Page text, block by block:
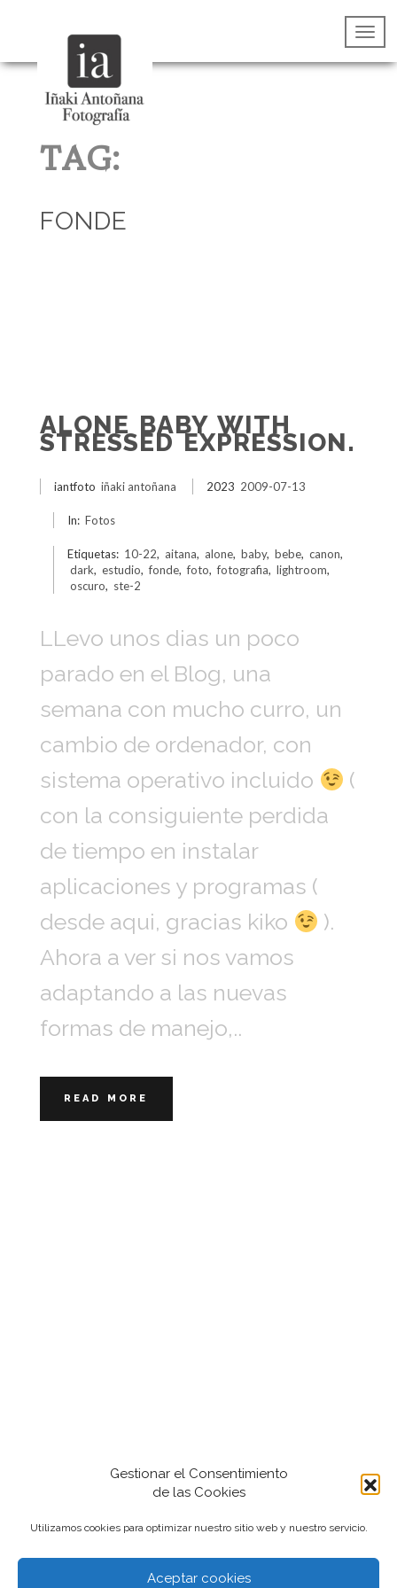
Gestionar el Consentimiento
de las Cookies
Utilizamos cookies para optimizar nuestro sitio web y nuestro servicio.
Aceptar cookies
TAG:
FONDE
ALONE BABY WITH
STRESSED EXPRESSION.
iantfoto iñaki antoñana 2023 2009-07-13
In: Fotos
Etiquetas: 10-22, aitana, alone, baby, bebe, canon,
dark, estudio, fonde, foto, fotografia, lightroom,
oscuro, ste-2
LLevo unos dias un poco
parado en el Blog, una
semana con mucho curro, un
cambio de ordenador, con
sistema operativo incluido
(
con la consiguiente perdida
de tiempo en instalar
aplicaciones y programas (
desde aqui, gracias kiko
).
Ahora a ver si nos vamos
adaptando a las nuevas
formas de manejo,..
READ MORE